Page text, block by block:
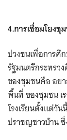
4.การเชื่อมโยงชุ
ปวงชนเพื่อการศึ
รัฐมนตรีกระทรว
ของชุมชนคือ อย
พื้นที่ ของชุมชน เ
โรงเรียนตั้งแต่วั
ปราชญชาวบ้าน